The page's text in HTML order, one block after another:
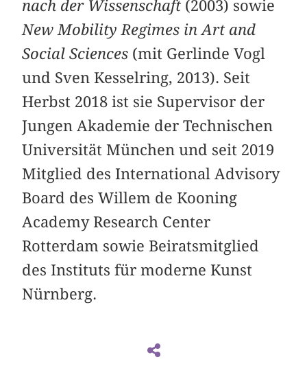
nach der Wissenschaft (2003) sowie
New Mobility Regimes in Art and
Social Sciences (mit Gerlinde Vogl
und Sven Kesselring, 2013). Seit
Herbst 2018 ist sie Supervisor der
Jungen Akademie der Technischen
Universität München und seit 2019
Mitglied des International Advisory
Board des Willem de Kooning
Academy Research Center
Rotterdam sowie Beiratsmitglied
des Instituts für moderne Kunst
Nürnberg.